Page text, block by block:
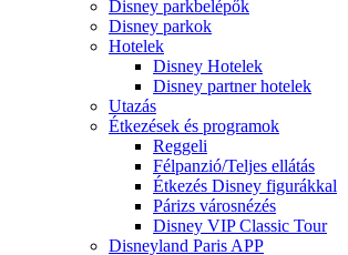
Disney parkbelépők
Disney parkok
Hotelek
Disney Hotelek
Disney partner hotelek
Utazás
Étkezések és programok
Reggeli
Félpanzió/Teljes ellátás
Étkezés Disney figurákkal
Párizs városnézés
Disney VIP Classic Tour
Disneyland Paris APP